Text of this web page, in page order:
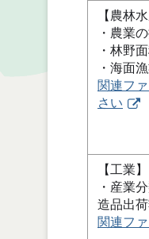
【農林
・農業
・林野
・海
関連フ
さい
【工業】
・産業
造品出
関連フ